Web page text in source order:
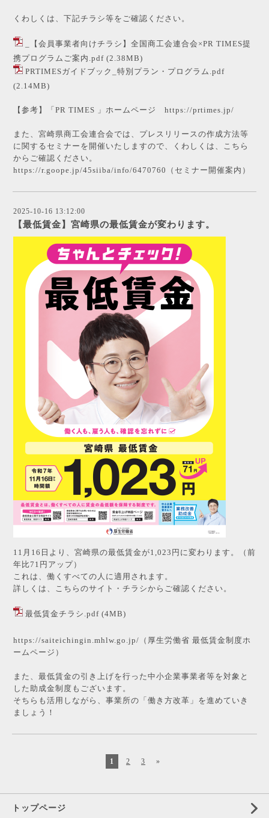
くわしくは、下記チラシ等をご確認ください。
_【会員事業者向けチラシ】全国商工会連合会×PR TIMES提
携プログラムご案内.pdf (2.38MB)
PRTIMESガイドブック_特別プラン・プログラム.pdf
(2.14MB)
【参考】「PR TIMES 」ホームページ https://prtimes.jp/
また、宮崎県商工会連合会では、プレスリリースの作成方法等
に関するセミナーを開催いたしますので、くわしくは、こちら
からご確認ください。
https://r.goope.jp/45siiba/info/6470760
（セミナー開催案内）
2025-10-16 13:12:00
【最低賃金】宮崎県の最低賃金が変わります。
11月16日より、宮崎県の最低賃金が1,023円に変わります。（前
年比71円アップ）
これは、働くすべての人に適用されます。
詳しくは、こちらのサイト・チラシからご確認ください。
最低賃金チラシ.pdf (4MB)
https://saiteichingin.mhlw.go.jp/ （厚生労働省 最低賃金制度ホ
ームページ）
また、最低賃金の引き上げを行った中小企業事業者等を対象と
した助成金制度もございます。
そちらも活用しながら、事業所の「働き方改革」を進めていき
ましょう！
1 2 3 »
トップページ